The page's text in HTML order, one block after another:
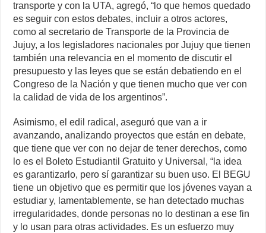
transporte y con la UTA, agregó, “lo que hemos quedado
es seguir con estos debates, incluir a otros actores,
como al secretario de Transporte de la Provincia de
Jujuy, a los legisladores nacionales por Jujuy que tienen
también una relevancia en el momento de discutir el
presupuesto y las leyes que se están debatiendo en el
Congreso de la Nación y que tienen mucho que ver con
la calidad de vida de los argentinos”.
Asimismo, el edil radical, aseguró que van a ir
avanzando, analizando proyectos que están en debate,
que tiene que ver con no dejar de tener derechos, como
lo es el Boleto Estudiantil Gratuito y Universal, “la idea
es garantizarlo, pero sí garantizar su buen uso. El BEGU
tiene un objetivo que es permitir que los jóvenes vayan a
estudiar y, lamentablemente, se han detectado muchas
irregularidades, donde personas no lo destinan a ese fin
y lo usan para otras actividades. Es un esfuerzo muy